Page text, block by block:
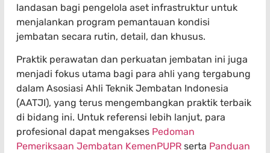
landasan bagi pengelola aset infrastruktur untuk
menjalankan program pemantauan kondisi
jembatan secara rutin, detail, dan khusus.
Praktik perawatan dan perkuatan jembatan ini juga
menjadi fokus utama bagi para ahli yang tergabung
dalam Asosiasi Ahli Teknik Jembatan Indonesia
(AATJI), yang terus mengembangkan praktik terbaik
di bidang ini. Untuk referensi lebih lanjut, para
profesional dapat mengakses Pedoman
Pemeriksaan Jembatan KemenPUPR serta Panduan